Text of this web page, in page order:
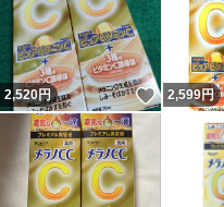
2,520円 いいね
2,599円